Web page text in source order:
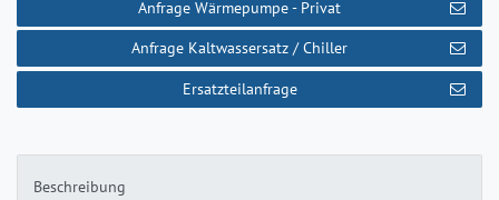
Beschreibung
Anfrage Wärmepumpe - Privat
Anfrage Kaltwassersatz / Chiller
Ersatzteilanfrage